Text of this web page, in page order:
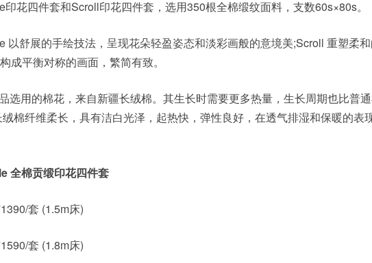
四件套和Scroll印花四件套，选用350根全棉缎纹面料，支数60s×80s。
舒展的手绘技法，呈现花朵轻盈姿态和淡彩画般的意境美;Scroll 重塑柔
成平衡对称的画面，繁简有致。
选用的棉花，来自新疆长绒棉。其生长时需要更多热量，生长周期也比普
棉纤维柔长，具有洁白光泽，起热快，弹性良好，在透气排湿和保暖的表
全棉贡缎印花四件套
套 (1.5m床)
套 (1.8m床)